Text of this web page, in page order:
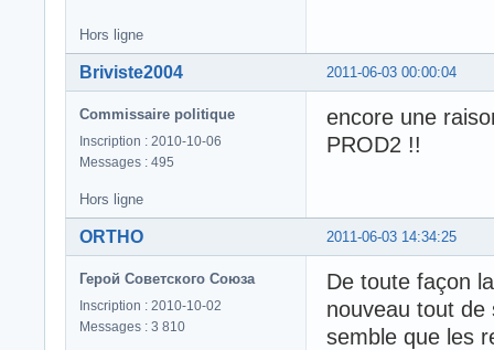
Hors ligne
2011-06-03 00:00:04
Briviste2004
Commissaire politique
Inscription : 2010-10-06
Messages : 495
encore une
PROD2 !!
Hors ligne
2011-06-03 14:34:25
ORTHO
Герой Советского Союза
Inscription : 2010-10-02
Messages : 3 810
De toute façon
nouveau tout
semble que les